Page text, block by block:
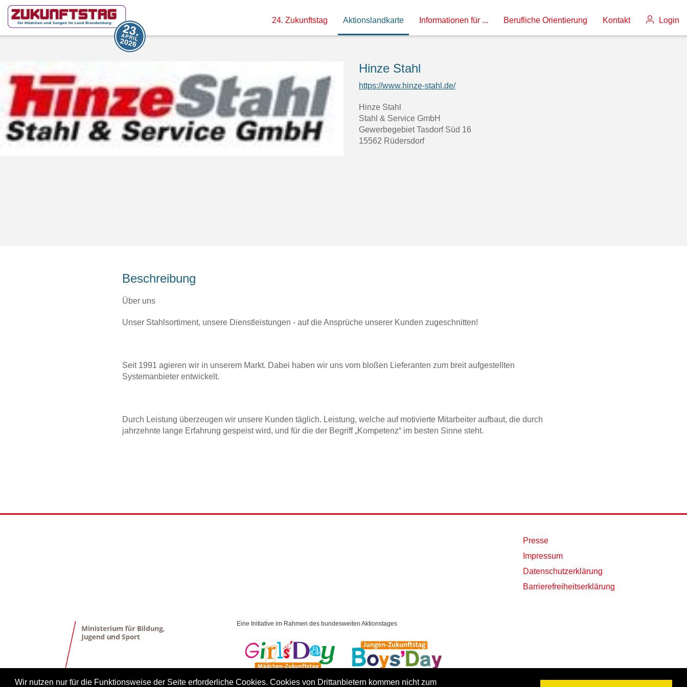
Wir nutzen nur für die Funktionsweise der Seite erforderliche Cookies. Cookies von Drittanbietern kommen nicht zum
24. Zukunftstag Aktionslandkarte Informationen für ... Berufliche Orientierung Kontakt Login
Hinze Stahl
https://www.hinze-stahl.de/
Hinze Stahl
Stahl & Service GmbH
Gewerbegebiet Tasdorf Süd 16
15562 Rüdersdorf
Beschreibung
Über uns
Unser Stahlsortiment, unsere Dienstleistungen - auf die Ansprüche unserer Kunden zugeschnitten!
Seit 1991 agieren wir in unserem Markt. Dabei haben wir uns vom bloßen Lieferanten zum breit aufgestellten
Systemanbieter entwickelt.
Durch Leistung überzeugen wir unsere Kunden täglich. Leistung, welche auf motivierte Mitarbeiter aufbaut, die durch
jahrzehnte lange Erfahrung gespeist wird, und für die der Begriff „Kompetenz“ im besten Sinne steht.
Presse
Impressum
Datenschutzerklärung
Barrierefreiheitserklärung
Eine Initiative im Rahmen des bundesweiten Aktionstages